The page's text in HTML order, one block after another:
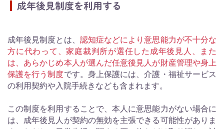
成年後見制度を利用する
成年後見制度とは、 認知症などにより意思能力が不十分な
方に代わって、家庭裁判所が選任した成年後見人、また
は、あらかじめ本人が選んだ任意後見人が財産管理や身上
保護を行う制度です。身上保護には、介護・福祉サービス
の利用契約や入院手続きなども含まれます。
この制度を利用することで、本人に意思能力がない場合に
は、成年後見人が契約の無効を主張できる可能性がありま